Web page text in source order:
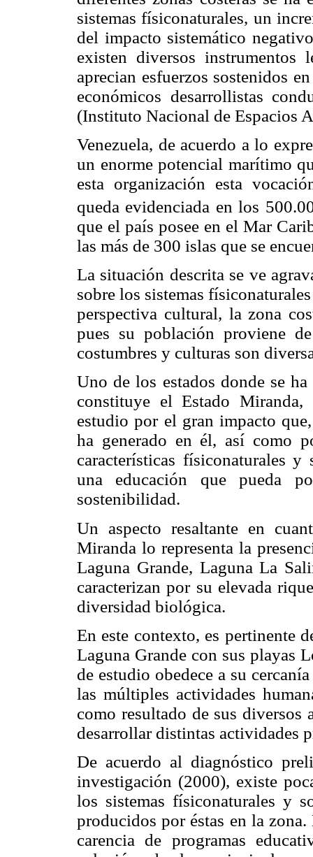
sistemas físiconaturales, un
del impacto sistemático
existen diversos
aprecian esfuerzos sostenidos
económicos desarrollistas
(Instituto Nacional de Espacios
Venezuela, de acuerdo a lo
un enorme potencial marítimo
esta organización esta
queda evidenciada en los
que el país posee en el Mar
las más de 300 islas que se
La situación descrita se ve
sobre los sistemas
perspectiva cultural, la zona
pues su población proviene
costumbres y culturas son
Uno de los estados donde se
constituye el Estado
estudio por el gran impacto
ha generado en él, así como
características físiconaturales
una educación que pueda
sostenibilidad.
Un aspecto resaltante en
Miranda lo representa la
Laguna Grande, Laguna La
caracterizan por su elevada
diversidad biológica.
En este contexto, es pertinente
Laguna Grande con sus playas
de estudio obedece a su
las múltiples actividades
como resultado de sus
desarrollar distintas actividades
De acuerdo al diagnóstico
investigación (2000), existe
los sistemas físiconaturales y
producidos por éstas en la
carencia de programas